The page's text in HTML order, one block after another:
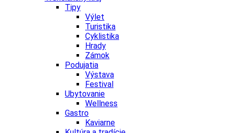
Tipy
Výlet
Turistika
Cyklistika
Hrady
Zámok
Podujatia
Výstava
Festival
Ubytovanie
Wellness
Gastro
Kaviarne